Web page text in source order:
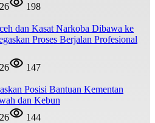
198
dan Kasat Narkoba Dibawa ke
Proses Berjalan Profesional
147
Posisi Bantuan Kementan
dan Kebun
144